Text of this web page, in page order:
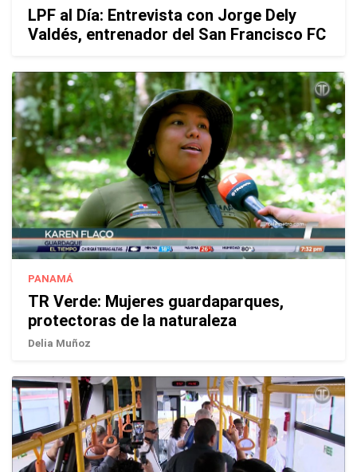
LPF al Día: Entrevista con Jorge Dely
Valdés, entrenador del San Francisco FC
PANAMÁ
TR Verde: Mujeres guardaparques,
protectoras de la naturaleza
Delia Muñoz